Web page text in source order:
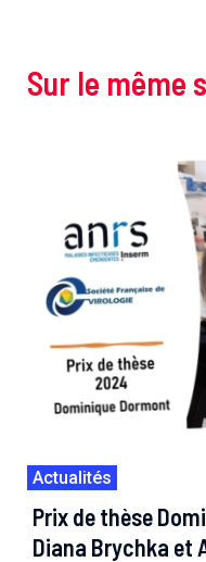
Sur le même
Actualités
Prix de thèse
Diana Brychka et